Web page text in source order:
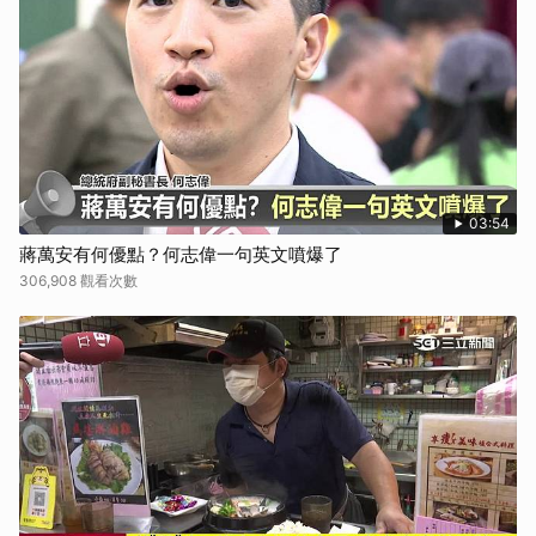
03:54
蔣萬安有何優點？何志偉一句英文噴爆了
306,908 觀看次數
取消